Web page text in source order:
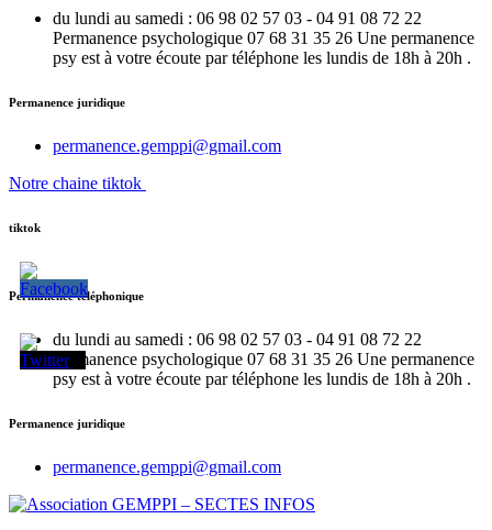
du lundi au samedi : 06 98 02 57 03 - 04 91 08 72 22
Permanence psychologique 07 68 31 35 26 Une permanence
psy est à votre écoute par téléphone les lundis de 18h à 20h .
Permanence juridique
permanence.gemppi@gmail.com
Notre chaine tiktok
tiktok
Permanence téléphonique
du lundi au samedi : 06 98 02 57 03 - 04 91 08 72 22
Permanence psychologique 07 68 31 35 26 Une permanence
psy est à votre écoute par téléphone les lundis de 18h à 20h .
Permanence juridique
permanence.gemppi@gmail.com